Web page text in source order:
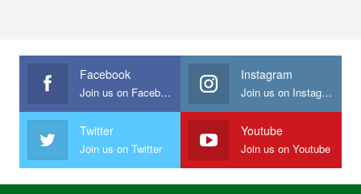
Facebook
Join us on Facebook
Instagram
Join us on Instagram
Twitter
Join us on Twitter
Youtube
Join us on Youtube